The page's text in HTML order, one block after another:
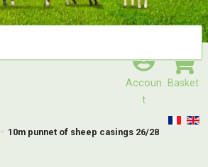
Accoun
T
Basket
10m punnet of sheep casings 26/28